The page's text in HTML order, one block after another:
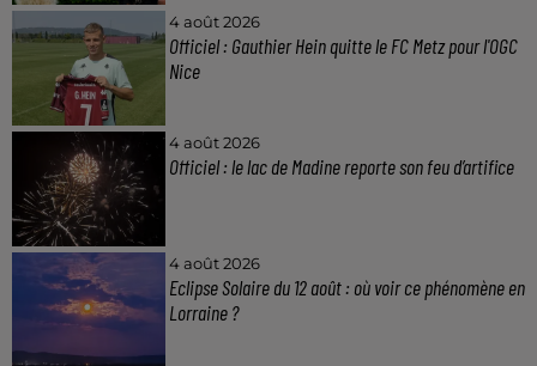
4 août 2026
Officiel : Gauthier Hein quitte le FC Metz pour l'OGC
Nice
4 août 2026
Officiel : le lac de Madine reporte son feu d’artifice
4 août 2026
Eclipse Solaire du 12 août : où voir ce phénomène en
Lorraine ?